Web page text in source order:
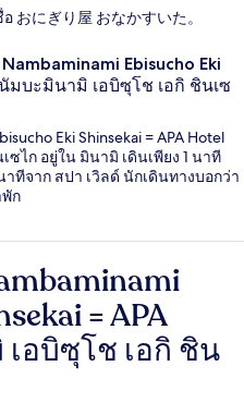
にぎり屋 おなかすいた。
Ebisucho Eki
มบะมินามิ เอบิซุโช เอกิ ชินเซ
Eki Shinsekai = APA Hotel
ไก อยู่ใน มินามิ เดินเพียง 1 นาที
าทีจาก สปา เวิลด์ นักเดินทางบอกว่า
ก
= APA
อบิซุโช เอกิ ชิน